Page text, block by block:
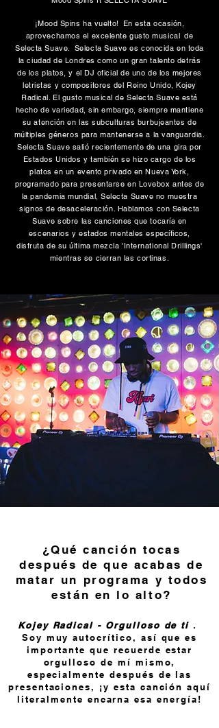
¡Mood Spins ha vuelto!
En esta ocasión,
aprovechamos el excelente gusto musical de
Selecta Suave. Selecta Suave es conocida en toda
la ciudad de Londres como un gran talento detrás
de los platos, y el DJ oficial de uno de los mejores
letristas y compositores del Reino Unido, Kojey
Radical. El gusto musical de Selecta Suave está
hecho de variedad, sin embargo, siempre mantiene
su atención en las subculturas burbujeantes de
múltiples géneros para mantenerse a la vanguardia.
Selecta Suave salió recientemente de una gira por
Estados Unidos y también se hizo cargo de los
platos en un evento privado en Nueva York,
programado para presentarse en Lovebox antes de
la pandemia mundial, Selecta Suave no muestra
signos de desaceleración. Hablamos con Selecta
Suave sobre las canciones que tocaría en
escenarios y estados mentales específicos,
disfruta de su última mezcla 'International Drillings'
mientras se cierran las cortinas.
¿Qué canción tocas
después de que acabas de
matar un programa y todos
están en lo alto?
Kojey Radical - Orgulloso de ti .
Soy muy autocrítico, así que es
importante que recuerde estar
orgulloso de mí mismo,
especialmente después de las
presentaciones, ¡y esta canción aquí
literalmente encarna esa energía!